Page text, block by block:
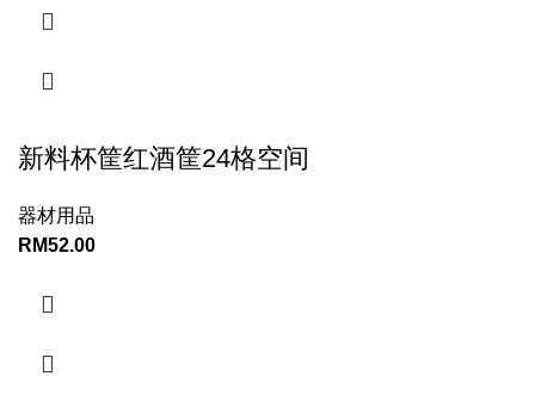
新料杯筐红酒筐24格空间
器材用品
RM52.00